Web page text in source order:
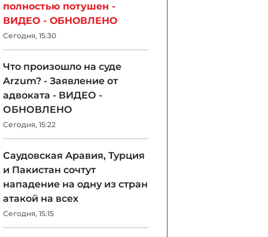
полностью потушен -
ВИДЕО - ОБНОВЛЕНО
Сегодня, 15:30
Что произошло на суде
Arzum? - Заявление от
адвоката - ВИДЕО -
ОБНОВЛЕНО
Сегодня, 15:22
Саудовская Аравия, Турция
и Пакистан сочтут
нападение на одну из стран
атакой на всех
Сегодня, 15:15